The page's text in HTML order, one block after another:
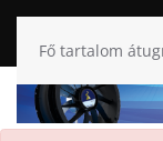
Fő tartalom